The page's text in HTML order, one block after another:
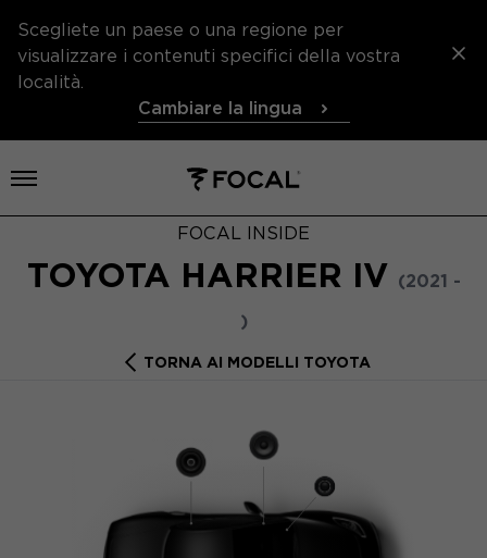
Scegliete un paese o una regione per
visualizzare i contenuti specifici della vostra
località.
Cambiare la lingua
Aprire il menu
FOCAL INSIDE
TOYOTA HARRIER IV (2021 -
)
TORNA AI MODELLI TOYOTA